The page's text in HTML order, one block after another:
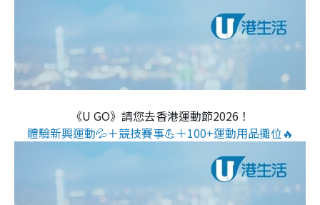
《U GO》請您去香港運動節2026！
體驗新興運動💦＋競技賽事💪＋100+運動用品攤位🔥